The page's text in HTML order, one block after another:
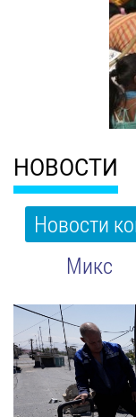
НОВОСТИ
Новости
Микс